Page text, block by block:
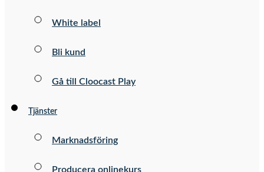
White label
Bli kund
Gå till Cloocast Play
Tjänster
Marknadsföring
Producera onlinekurs